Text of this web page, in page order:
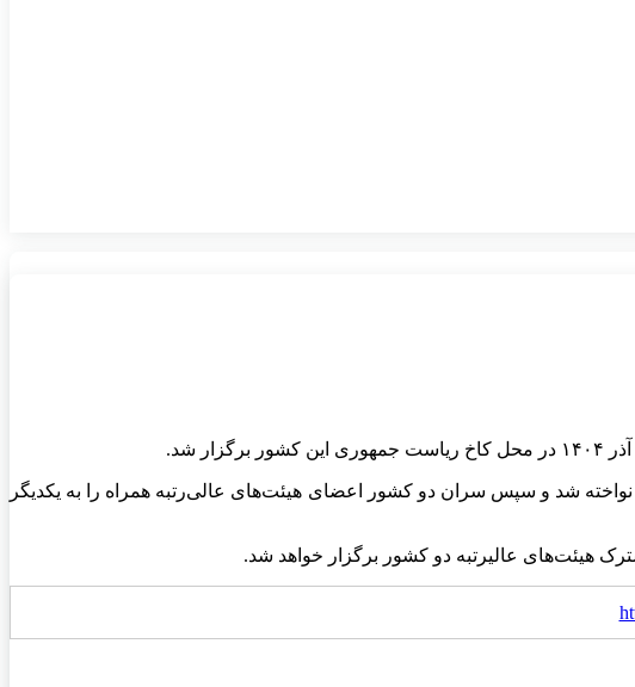
در محل کاخ ریاست جمهوری این کشور برگزار شد.
نواخته شد و سپس سران دو کشور اعضای هیئت‌های عالی‌رتبه همراه را به یکدیگر
هیئت‌های عالیرتبه دو کشور برگزار خواهد شد.